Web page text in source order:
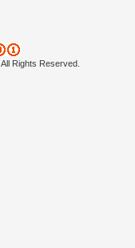
Rights Reserved.